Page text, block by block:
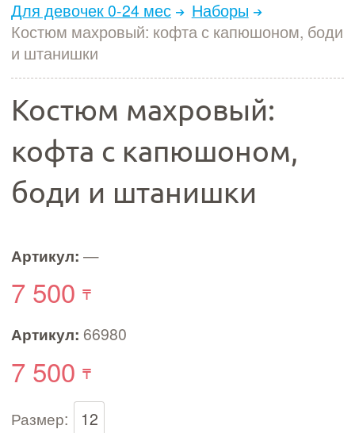
Для девочек 0-24 мес
Наборы
Костюм махровый: кофта с капюшоном, боди
и штанишки
Костюм махровый:
кофта с капюшоном,
боди и штанишки
Артикул: —
7 500
Артикул: 66980
7 500
Размер:
12